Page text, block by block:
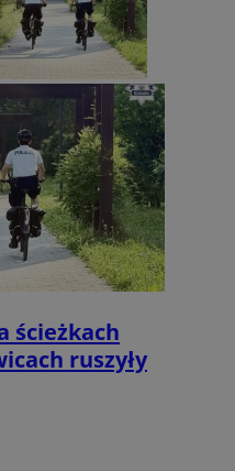
ścieżkach
ruszyły